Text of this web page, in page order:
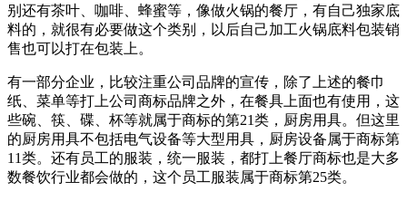
别还有茶叶、咖啡、蜂蜜等，像做火锅的餐厅，有自己独家底
料的，就很有必要做这个类别，以后自己加工火锅底料包装销
售也可以打在包装上。
有一部分企业，比较注重公司品牌的宣传，除了上述的餐巾
纸、菜单等打上公司商标品牌之外，在餐具上面也有使用，这
些碗、筷、碟、杯等就属于商标的第21类，厨房用具。但这里
的厨房用具不包括电气设备等大型用具，厨房设备属于商标第
11类。还有员工的服装，统一服装，都打上餐厅商标也是大多
数餐饮行业都会做的，这个员工服装属于商标第25类。